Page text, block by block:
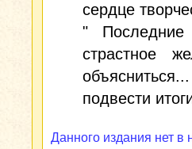
сердце
"
страстное
подвести
Данного издания нет в